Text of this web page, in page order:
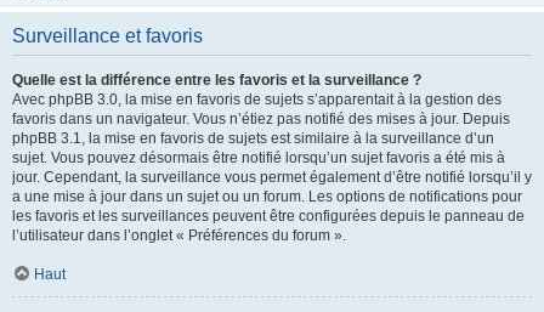
Surveillance et favoris
Quelle est la différence entre les favoris et la surveillance ?
Avec phpBB 3.0, la mise en favoris de sujets s’apparentait à la gestion des
favoris dans un navigateur. Vous n’étiez pas notifié des mises à jour. Depuis
phpBB 3.1, la mise en favoris de sujets est similaire à la surveillance d’un
sujet. Vous pouvez désormais être notifié lorsqu’un sujet favoris a été mis à
jour. Cependant, la surveillance vous permet également d’être notifié lorsqu’il y
a une mise à jour dans un sujet ou un forum. Les options de notifications pour
les favoris et les surveillances peuvent être configurées depuis le panneau de
l’utilisateur dans l’onglet « Préférences du forum ».
Haut